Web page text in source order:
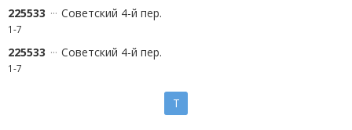
225533 Советский 4-й пер.
1-7
225533 Советский 4-й пер.
1-7
Т